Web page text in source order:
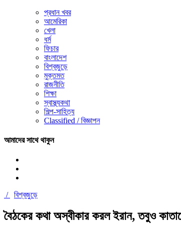
প্রধান খবর
আমেরিকা
খেলা
ধর্ম
ফিচার
বাংলাদেশ
বিশ্বজুড়ে
মুক্তমত
রাজনীতি
শিক্ষা
স্বাস্থ্যকথা
শিল্প-সাহিত্য
Classified / বিজ্ঞাপন
আমাদের সাথে থাকুন
/ বিশ্বজুড়ে
বৈঠকের কথা অস্বীকার করল ইরান, তবুও